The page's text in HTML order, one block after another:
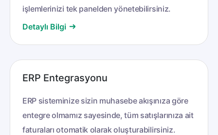
işlemlerinizi tek panelden yönetebilirsiniz.
Detaylı Bilgi
ERP Entegrasyonu
ERP sisteminize sizin muhasebe akışınıza göre
entegre olmamız sayesinde, tüm satışlarınıza ait
faturaları otomatik olarak oluşturabilirsiniz.